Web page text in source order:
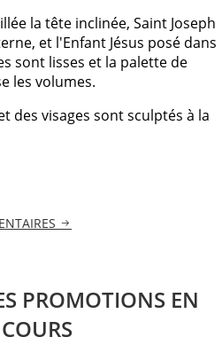
la tête inclinée, Saint Joseph
et l'Enfant Jésus posé dans
sont lisses et la palette de
les volumes.
des visages sont sculptés à la
PROMOTIONS EN
COURS